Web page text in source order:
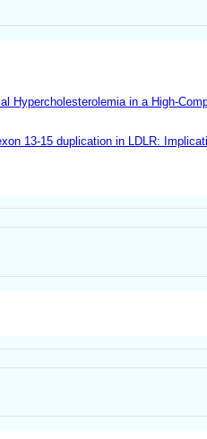
Hypercholesterolemia in a High-
13-15 duplication in LDLR: